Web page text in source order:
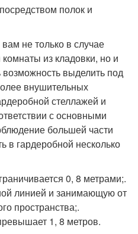
полок и
не только в случае
из кладовки, но и
возможность выделить под
внушительных
стеллажей и
с основными
большей части
в гардеробной несколько
0, 8 метрами;.
линией и занимающую от
пространства;.
1, 8 метров.